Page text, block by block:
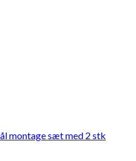
montage sæt med 2 stk